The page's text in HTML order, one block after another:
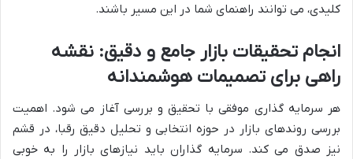
کلیدی، می توانند راهنمای شما در این مسیر باشند.
انجام تحقیقات بازار جامع و دقیق: نقشه
راهی برای تصمیمات هوشمندانه
هر سرمایه گذاری موفقی با تحقیق و بررسی آغاز می شود. اهمیت
بررسی روندهای بازار در حوزه انتخابی و تحلیل دقیق رقبا، در قشم
نیز صدق می کند. سرمایه گذاران باید نیازهای بازار را به خوبی